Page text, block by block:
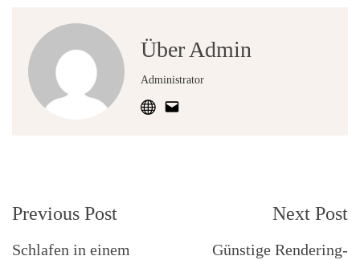
Über Admin
Administrator
Navigation
Previous Post
Schlafen in einem
Next Post
Günstige Rendering-